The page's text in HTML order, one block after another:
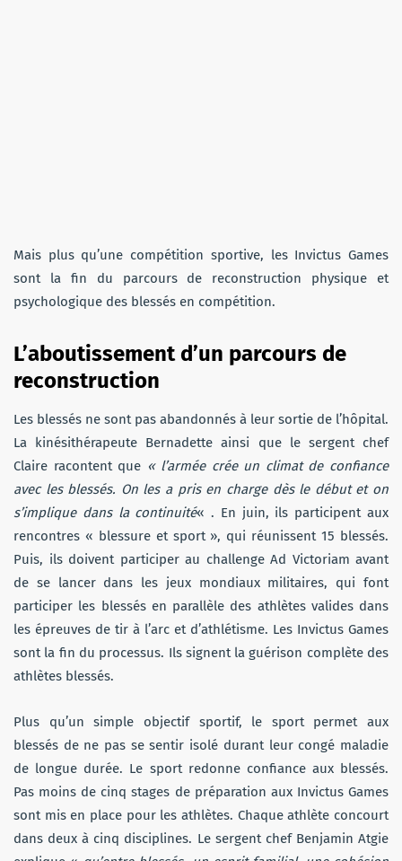
Mais plus qu’une compétition sportive, les Invictus Games
sont la fin du parcours de reconstruction physique et
psychologique des blessés en compétition.
L’aboutissement d’un parcours de
reconstruction
Les blessés ne sont pas abandonnés à leur sortie de l’hôpital.
La kinésithérapeute Bernadette ainsi que le sergent chef
Claire racontent que « l’armée crée un climat de confiance
avec les blessés. On les a pris en charge dès le début et on
s’implique dans la continuité« . En juin, ils participent aux
rencontres « blessure et sport », qui réunissent 15 blessés.
Puis, ils doivent participer au challenge Ad Victoriam avant
de se lancer dans les jeux mondiaux militaires, qui font
participer les blessés en parallèle des athlètes valides dans
les épreuves de tir à l’arc et d’athlétisme. Les Invictus Games
sont la fin du processus. Ils signent la guérison complète des
athlètes blessés.
Plus qu’un simple objectif sportif, le sport permet aux
blessés de ne pas se sentir isolé durant leur congé maladie
de longue durée. Le sport redonne confiance aux blessés.
Pas moins de cinq stages de préparation aux Invictus Games
sont mis en place pour les athlètes. Chaque athlète concourt
dans deux à cinq disciplines. Le sergent chef Benjamin Atgie